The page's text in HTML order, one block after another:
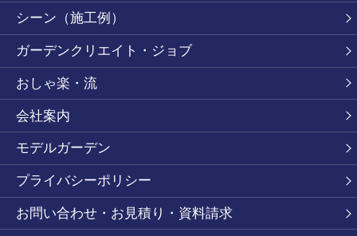
シーン（施工例）
ガーデンクリエイト・ジョブ
おしゃ楽・流
会社案内
モデルガーデン
プライバシーポリシー
お問い合わせ・お見積り・資料請求